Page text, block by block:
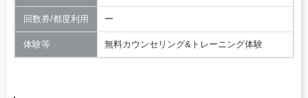
回数券/都度利用 ー
体験等 無料カウンセリング&トレーニング体験